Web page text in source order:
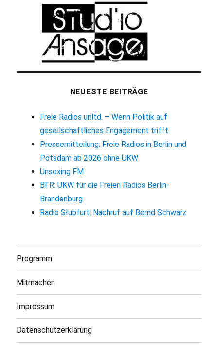
NEUESTE BEITRÄGE
Freie Radios unltd. – Wenn Politik auf
gesellschaftliches Engagement trifft
Pressemitteilung: Freie Radios in Berlin und
Potsdam ab 2026 ohne UKW
Unsexing FM
BFR: UKW für die Freien Radios Berlin-
Brandenburg
Radio Słubfurt: Nachruf auf Bernd Schwarz
Programm
Mitmachen
Impressum
Datenschutzerklärung